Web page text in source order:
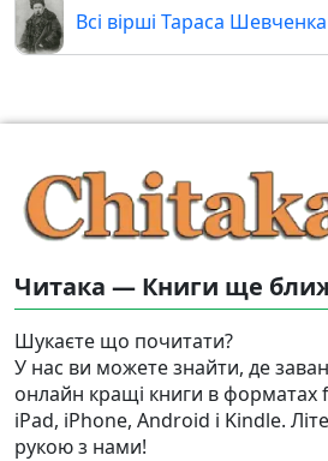
Всі вірші Тараса Шевченка
Читака — Книги ще
Шукаєте що почитати?
У нас ви можете знайти, де
онлайн кращі книги в
iPad, iPhone, Android і Kindle.
рукою з нами!